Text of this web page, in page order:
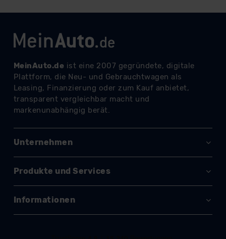
unserem Datenschutzbeauftragten unter
datenschutz@meinauto.de anfordern.
Datenschutzerklärung | Impressum